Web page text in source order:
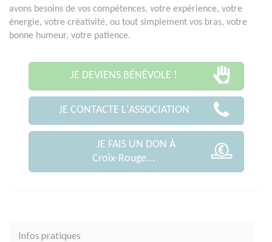
avons besoins de vos compétences, votre expérience, votre
énergie, votre créativité, ou tout simplement vos bras, votre
bonne humeur, votre patience.
JE DEVIENS BÉNÉVOLE !
JE CONTACTE L'ASSOCIATION
JE FAIS UN DON À
Croix-Rouge...
Infos pratiques